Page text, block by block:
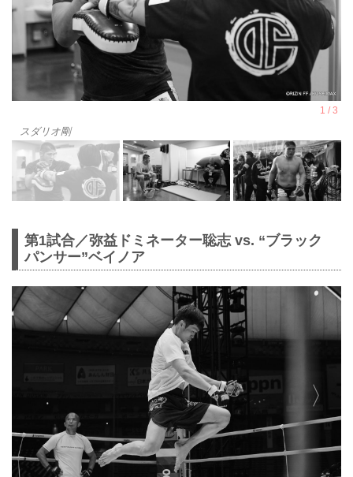
スダリオ剛
第1試合／弥益ドミネーター聡志 vs. “ブラック
パンサー”ベイノア